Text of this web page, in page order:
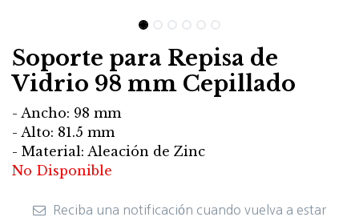
Soporte para Repisa de
Vidrio 98 mm Cepillado
- Ancho: 98 mm
- Alto: 81.5 mm
- Material: Aleación de Zinc
No Disponible
Reciba una notificación cuando vuelva a estar